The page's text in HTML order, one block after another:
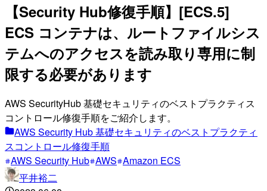
【Security Hub修復手順】[ECS.5]
ECS コンテナは、ルートファイルシス
テムへのアクセスを読み取り専用に制
限する必要があります
AWS SecurityHub 基礎セキュリティのベストプラクティス
コントロール修復手順をご紹介します。
AWS Security Hub 基礎セキュリティのベストプラクティ
スコントロール修復手順
AWS Security Hub AWS Amazon ECS
平井裕二